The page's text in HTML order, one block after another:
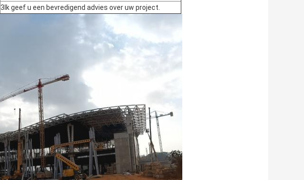
3Ik geef u een bevredigend advies over uw project.